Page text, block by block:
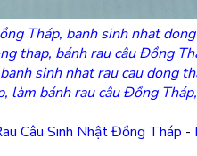
Tháp, banh sinh nhat
thap, bánh rau câu Đồng
sinh nhat rau cau dong
làm bánh rau câu Đồng
Câu Sinh Nhật Đồng Tháp -